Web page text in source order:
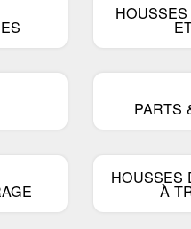
de mise à niveau
levage
protection
Compak
Wild
Diablo
PARTS
HOUSSES
À